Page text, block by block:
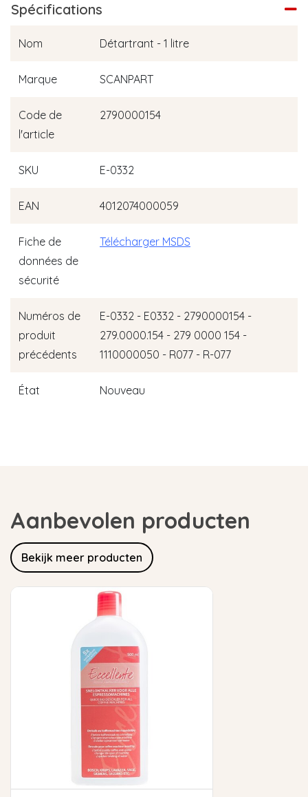
Spécifications
Nom Détartrant - 1 litre
Marque SCANPART
Code de
l'article
2790000154
SKU E-0332
EAN 4012074000059
Fiche de
données de
sécurité
Télécharger MSDS
Numéros de
produit
précédents
E-0332 - E0332 - 2790000154 -
279.0000.154 - 279 0000 154 -
1110000050 - R077 - R-077
État Nouveau
Aanbevolen producten
Bekijk meer producten